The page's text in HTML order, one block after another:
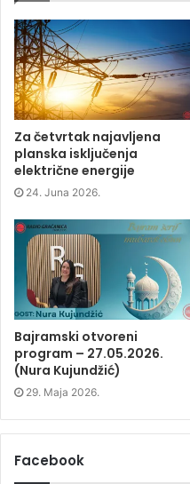
o
n
F
a
c
e
b
o
o
k
(
O
p
e
n
s
i
n
n
w
w
i
n
d
o
w
)
o
n
T
w
i
t
t
e
r
(
O
p
e
n
s
i
n
n
e
w
i
n
d
o
w
)
o
n
i
n
k
e
d
I
n
(
O
p
e
n
s
i
w
w
i
o
w
)
(
O
n
s
i
n
n
e
w
w
Za četvrtak najavljena
planska isključenja
električne energije
24. Juna 2026.
Bajramski otvoreni
program – 27.05.2026.
(Nura Kujundžić)
29. Maja 2026.
Facebook